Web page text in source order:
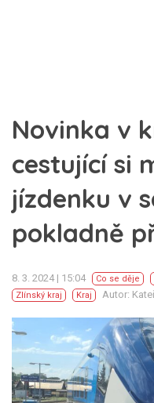
Novinka v
cestující si
jízdenku v
pokladně
8. 3. 2024 | 15:04 Co se děje
Zlínský kraj
Kraj Autor: